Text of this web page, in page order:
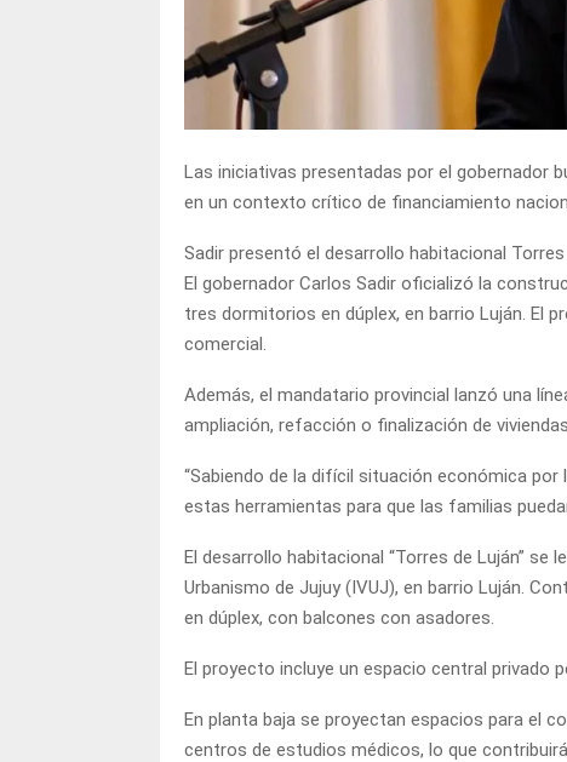
Las iniciativas presentadas por el gobernador
en un contexto crítico de financiamiento
Sadir presentó el desarrollo habitacional
El gobernador Carlos Sadir oficializó la
tres dormitorios en dúplex, en barrio Luján. El
comercial.
Además, el mandatario provincial lanzó una
ampliación, refacción o finalización de
“Sabiendo de la difícil situación económica
estas herramientas para que las familias
El desarrollo habitacional “Torres de Luján”
Urbanismo de Jujuy (IVUJ), en barrio Luján.
en dúplex, con balcones con asadores.
El proyecto incluye un espacio central privado
En planta baja se proyectan espacios para el
centros de estudios médicos, lo que